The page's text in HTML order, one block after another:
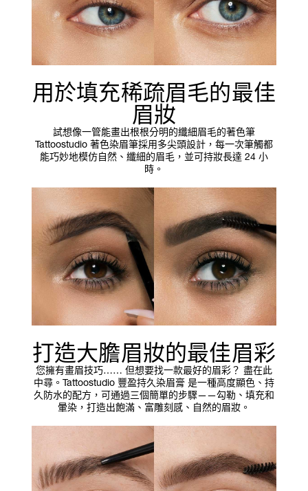
用於填充稀疏眉毛的最佳
眉妝
試想像一管能畫出根根分明的纖細眉毛的著色筆
Tattoostudio 著色染眉筆採用多尖頭設計，每一次筆觸都
能巧妙地模仿自然、纖細的眉毛，並可持妝長達 24 小
時。
打造大膽眉妝的最佳眉彩
您擁有畫眉技巧…… 但想要找一款最好的眉彩？ 盡在此
中尋。Tattoostudio 豐盈持久染眉膏 是一種高度顯色、持
久防水的配方，可通過三個簡單的步驟——勾勒、填充和
暈染，打造出飽滿、富雕刻感、自然的眉妝。